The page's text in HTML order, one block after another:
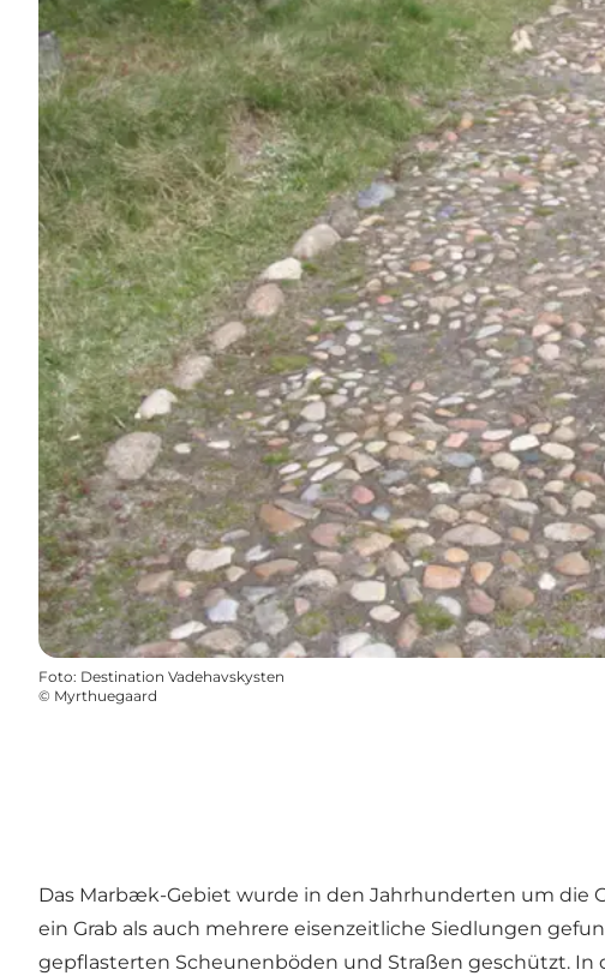
Foto: Destination Vadehavskysten
© Myrthuegaard
Das Marbæk-Gebiet wurde in den Jahrhunderten um die
ein Grab als auch mehrere eisenzeitliche Siedlungen
gepflasterten Scheunenböden und Straßen geschützt.